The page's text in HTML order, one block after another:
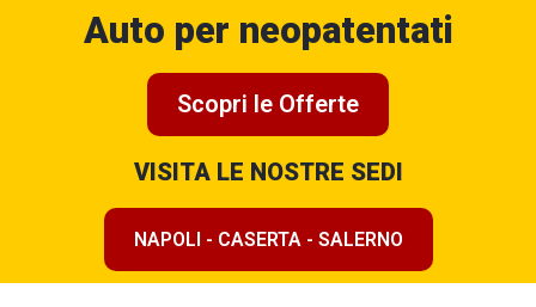
Auto per neopatentati
Scopri le Offerte
VISITA LE NOSTRE SEDI
NAPOLI - CASERTA - SALERNO